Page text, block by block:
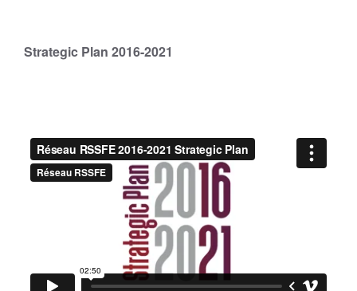
Strategic Plan 2016-2021